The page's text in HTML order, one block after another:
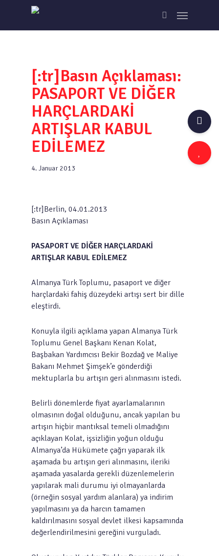
main
search
Menu
[:tr]Basın Açıklaması:
PASAPORT VE DİĞER
HARÇLARDAKİ
ARTIŞLAR KABUL
EDİLEMEZ
4. Januar 2013
[:tr]Berlin, 04.01.2013
Basın Açıklaması
PASAPORT VE DİĞER HARÇLARDAKİ
ARTIŞLAR KABUL EDİLEMEZ
Almanya Türk Toplumu, pasaport ve diğer
harçlardaki fahiş düzeydeki artışı sert bir dille
eleştirdi.
Konuyla ilgili açıklama yapan Almanya Türk
Toplumu Genel Başkanı Kenan Kolat,
Başbakan Yardımcısı Bekir Bozdağ ve Maliye
Bakanı Mehmet Şimşek’e gönderdiği
mektuplarla bu artışın geri alınmasını istedi.
Belirli dönemlerde fiyat ayarlamalarının
olmasının doğal olduğunu, ancak yapılan bu
artışın hiçbir mantıksal temeli olmadığını
açıklayan Kolat, işsizliğin yoğun olduğu
Almanya’da Hükümete çağrı yaparak ilk
aşamada bu artışın geri alınmasını, ileriki
aşamada yasalarda gerekli düzenlemelerin
yapılarak mali durumu iyi olmayanlarda
(örneğin sosyal yardım alanlara) ya indirim
yapılmasını ya da harcın tamamen
kaldırılmasını sosyal devlet ilkesi kapsamında
değerlendirilmesini gereğini vurguladı.